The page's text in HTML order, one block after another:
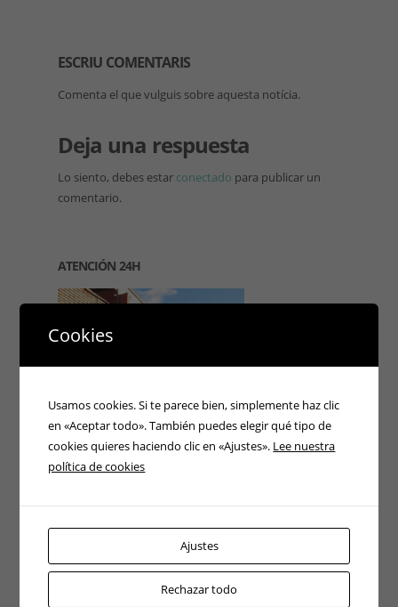
ESCRIU COMENTARIS
Comenta el que vulguis sobre aquesta notícia.
Deja una respuesta
Lo siento, debes estar conectado para publicar un
comentario.
ATENCIÓN 24H
Cookies
Usamos cookies. Si te parece bien, simplemente haz clic
en «Aceptar todo». También puedes elegir qué tipo de
cookies quieres haciendo clic en «Ajustes». Lee nuestra
política de cookies
Ajustes
Rechazar todo